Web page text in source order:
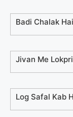
Badi Chalak
Jivan Me
Log Safal Kab